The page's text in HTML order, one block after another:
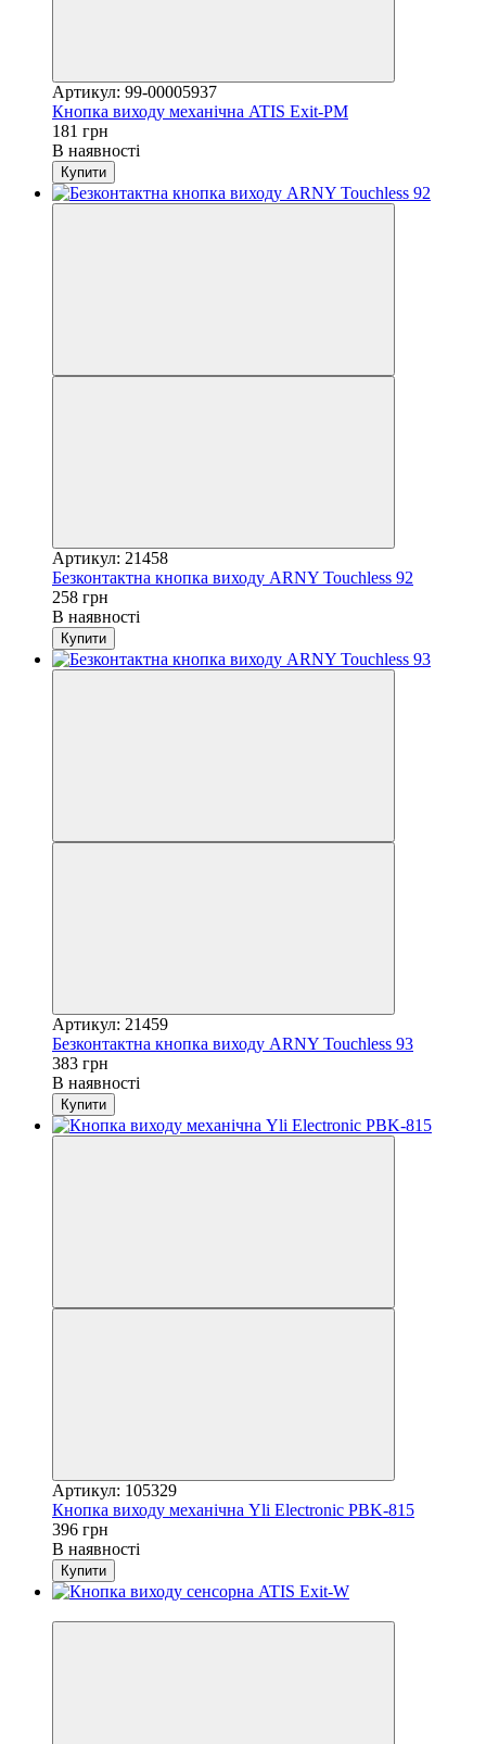
Артикул: 99-00005937
Кнопка виходу механічна ATIS Exit-PM
181 грн
В наявності
Купити
Артикул: 21458
Безконтактна кнопка виходу ARNY Touchless 92
258 грн
В наявності
Купити
Артикул: 21459
Безконтактна кнопка виходу ARNY Touchless 93
383 грн
В наявності
Купити
Артикул: 105329
Кнопка виходу механічна Yli Electronic PBK-815
396 грн
В наявності
Купити